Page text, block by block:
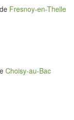
Fresnoy-en-Thelle
Choisy-au-Bac